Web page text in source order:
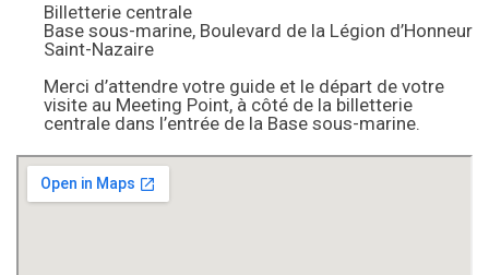
Billetterie centrale
Base sous-marine, Boulevard de la Légion d’Honneur
Saint-Nazaire
Merci d’attendre votre guide et le départ de votre
visite au Meeting Point, à côté de la billetterie
centrale dans l’entrée de la Base sous-marine.